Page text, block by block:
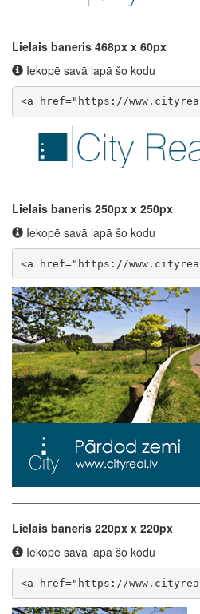
Lielais baneris 468px x 60px
Iekopē savā lapā šo kodu
<a href="https://
Lielais baneris 250px x 250px
Iekopē savā lapā šo kodu
<a href="https://
Lielais baneris 220px x 220px
Iekopē savā lapā šo kodu
<a href="https://